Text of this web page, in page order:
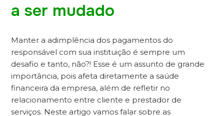
a ser mudado
Manter a adimplência dos pagamentos do
responsável com sua instituição é sempre um
desafio e tanto, não?! Esse é um assunto de grande
importância, pois afeta diretamente a saúde
financeira da empresa, além de refletir no
relacionamento entre cliente e prestador de
serviços. Neste artigo vamos falar sobre as